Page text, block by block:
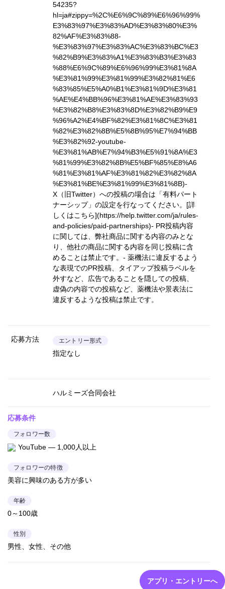
54235?
hl=ja#zippy=%2C%E6%9C%89%E6%96%99%
E3%83%97%E3%83%AD%E3%83%80%E3%
82%AF%E3%83%88-
%E3%83%97%E3%83%AC%E3%83%BC%E3
%82%B9%E3%83%A1%E3%83%B3%E3%83
%88%E6%9C%89%E6%96%99%E3%81%8A
%E3%81%99%E3%81%99%E3%82%81%E6
%83%85%E5%A0%B1%E3%81%9D%E3%81
%AE%E4%BB%96%E3%81%AE%E3%83%93
%E3%82%B8%E3%83%8D%E3%82%B9%E9
%96%A2%E4%BF%82%E3%81%8C%E3%81
%82%E3%82%8B%E5%8B%95%E7%94%BB
%E3%82%92-youtube-
%E3%81%AB%E7%94%B3%E5%91%8A%E3
%81%99%E3%82%8B%E5%BF%85%E8%A6
%81%E3%81%AF%E3%81%82%E3%82%8A
%E3%81%BE%E3%81%99%E3%81%8B)-
X（旧Twitter）への投稿の場合は「有料パート
ナーシップ」の設定を行なってください。 [詳
しくはこちら](https://help.twitter.com/ja/rules-
and-policies/paid-partnerships)- PR投稿内容
に関しては、弊社商品に関する内容のみとな
り、他社の商品に関する内容を同じ投稿に含
めることは禁止です。- 薬機法に違反するよう
な表現でのPR投稿、タイアップ投稿ラベルを
外すなど、広告であることを隠しての投稿、
虚偽の内容での投稿など、薬機法や景表法に
違反するような投稿は禁止です。
応募方法 エントリー形式
指定なし
ハルミーズ合同会社
応募条件
フォロワー数
YouTube — 1,000人以上
フォロワーの特徴
美容に興味のある方が多い
年齢
0～100歳
性別
男性、女性、その他
アプリ・エントリーへ